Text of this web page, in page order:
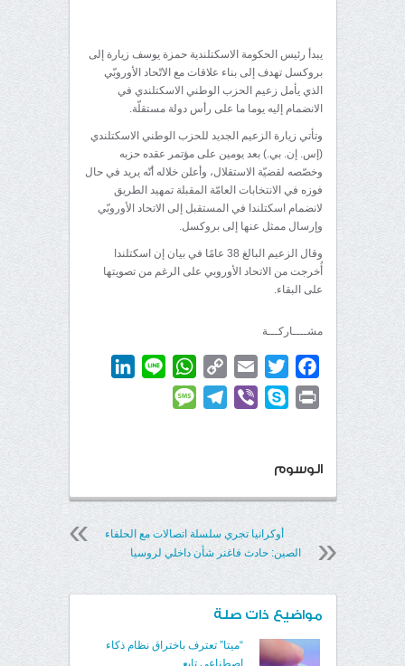
يبدأ رئيس الحكومة الاسكتلندية حمزة يوسف زيارة إلى
بروكسل تهدف إلى بناء علاقات مع الاتّحاد الأوروبّي
الذي يأمل زعيم الحزب الوطني الاسكتلندي في
الانضمام إليه يوما ما على رأس دولة مستقلّة.
وتأتي زيارة الزعيم الجديد للحزب الوطني الاسكتلندي
(إس. إن. بي.) بعد يومين على مؤتمر عقده حزبه
وخصّصه لقضيّة الاستقلال، وأعلن خلاله أنّه يريد في حال
فوزه في الانتخابات العامّة المقبلة تمهيد الطريق
لانضمام اسكتلندا في المستقبل إلى الاتحاد الأوروبّي
وإرسال ممثل عنها إلى بروكسل.
وقال الزعيم البالغ 38 عامًا في بيان إن اسكتلندا
أُخرجت من الاتحاد الأوروبي على الرغم من تصويتها
على البقاء.
مشــــاركـــة
Facebook
Twitter
Email
Copy
Link
WhatsApp
Line
Print
Skype
Viber
Telegram
الوسوم
أوكرانيا تجري سلسلة اتصالات مع الحلفاء
الصين: حادث فاغنر شأن داخلي لروسيا
مواضيع ذات صلة
“ميتا” تعترف باختراق نظام ذكاء
اصطناعي تابع ...